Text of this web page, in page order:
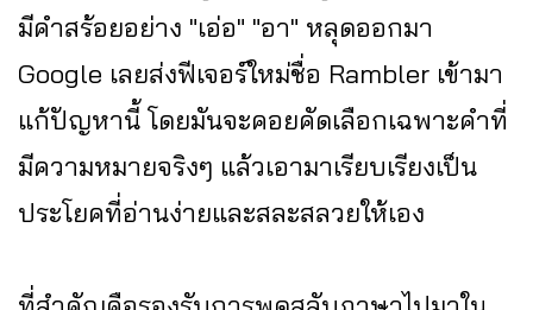
มีคำสร้อยอย่าง "เอ่อ" "อา" หลุดออกมา
Google เลยส่งฟีเจอร์ใหม่ชื่อ Rambler เข้ามา
แก้ปัญหานี้ โดยมันจะคอยคัดเลือกเฉพาะคำที่
มีความหมายจริงๆ แล้วเอามาเรียบเรียงเป็น
ประโยคที่อ่านง่ายและสละสลวยให้เอง